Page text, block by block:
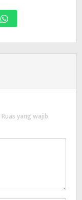
Ruas yang wajib